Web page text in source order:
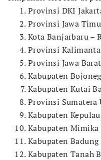
Provinsi DKI
Provinsi Jawa
Kota Banjarbaru –
Provinsi
Provinsi Jawa
Kabupaten
Kabupaten Kutai
Provinsi
Kabupaten
Kabupaten
Kabupaten
Kabupaten Tanah